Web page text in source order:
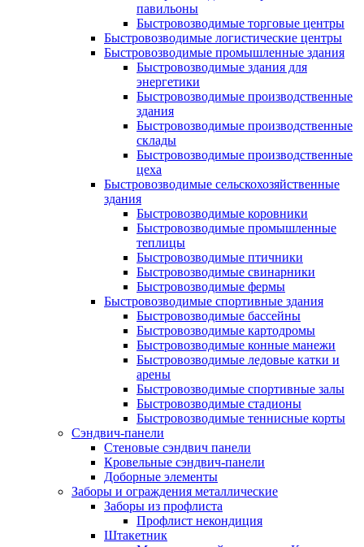
павильоны
Быстровозводимые торговые центры
Быстровозводимые логистические центры
Быстровозводимые промышленные здания
Быстровозводимые здания для
энергетики
Быстровозводимые производственные
здания
Быстровозводимые производственные
склады
Быстровозводимые производственные
цеха
Быстровозводимые сельскохозяйственные
здания
Быстровозводимые коровники
Быстровозводимые промышленные
теплицы
Быстровозводимые птичники
Быстровозводимые свинарники
Быстровозводимые фермы
Быстровозводимые спортивные здания
Быстровозводимые бассейны
Быстровозводимые картодромы
Быстровозводимые конные манежи
Быстровозводимые ледовые катки и
арены
Быстровозводимые спортивные залы
Быстровозводимые стадионы
Быстровозводимые теннисные корты
Сэндвич-панели
Стеновые сэндвич панели
Кровельные сэндвич-панели
Доборные элементы
Заборы и ограждения металлические
Заборы из профлиста
Профлист некондиция
Штакетник